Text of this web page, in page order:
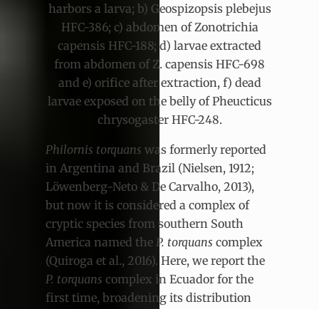
harbors a larva; b) Geospizopsis plebejus
HFC-386; c) abdomen of Zonotrichia
capensis HFC-188; d) larvae extracted
from abdomen of Z. capensis HFC-698
and e) orifice after extraction, f) dead
larvae exposed on the belly of Pheucticus
chrysogaster HFC-248.
Philornis torquans was formerly reported
in Argentina and Brazil (Nielsen, 1912;
Löwenberg-Neto & De Carvalho, 2013),
but now it is considered a complex of
cryptic species from southern South
America named the P. torquans complex
(Quiroga et al., 2016). Here, we report the
P. torquans complex in Ecuador for the
first time, broadening its distribution